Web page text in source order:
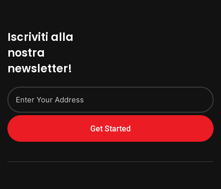
Iscriviti alla
nostra
newsletter!
Get Started